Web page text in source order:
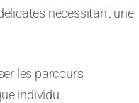
nécessitant une
les parcours
individu.